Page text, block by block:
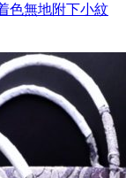
色無地附下小紋